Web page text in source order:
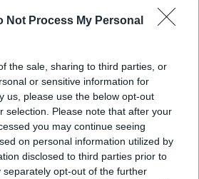
Not Process My Personal
the sale, sharing to third parties, or
or sensitive information for
us, please use the below opt-out
selection. Please note that after your
you may continue seeing
on personal information utilized by
disclosed to third parties prior to
separately opt-out of the further